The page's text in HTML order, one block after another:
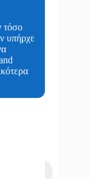
τόσο
υπήρχε